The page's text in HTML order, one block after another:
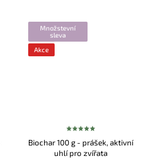
Množstevní
sleva
Akce
Biochar 100 g - prášek, aktivní
uhlí pro zvířata